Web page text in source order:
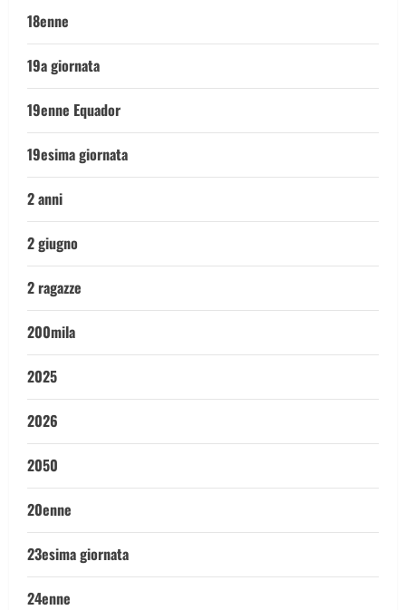
18enne
19a giornata
19enne Equador
19esima giornata
2 anni
2 giugno
2 ragazze
200mila
2025
2026
2050
20enne
23esima giornata
24enne